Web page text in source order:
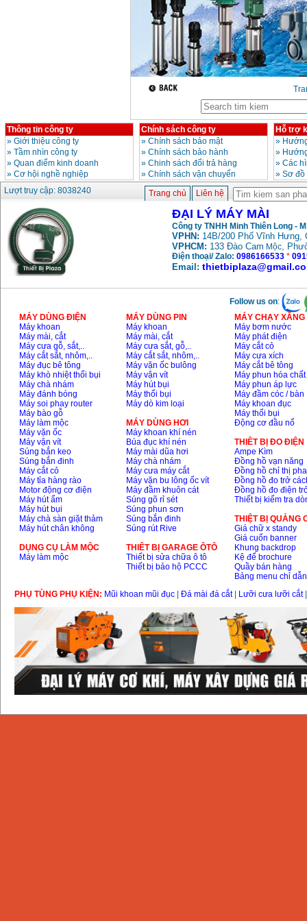
Thông tin công ty
» Giới thiệu công ty
» Tầm nhìn công ty
» Quan điểm kinh doanh
» Cơ hội nghề nghiệp
Chính sách công ty
» Chính sách bảo mật
» Chính sách bảo hành
» Chinh sách đổi trả hàng
» Chính sách vận chuyển
Hỗ trợ
»
»
» Các
» Sơ
Lượt truy cập: 8038240
Trang chủ Liên hệ
ĐẠI LÝ MÁY MÀI
Công ty TNHH Minh Thiên Long -
VPHN: 14B/200 Phố Vĩnh Hưng,
VPHCM: 133 Đào Cam Mộc,
Điện thoại/ Zalo: 0986166533 *
Email:
Follow us on:
MÁY DÙNG ĐIỆN
Máy khoan
Máy mài, cắt
Máy cưa gỗ, sắt,..
Máy cắt sắt, nhôm,..
Máy đục bê tông
Máy khò nhiệt thổi bụi
Máy chà nhám
Máy đánh bóng
Máy soi phay router
Máy bào gỗ
Máy làm mộc
Máy vặn ốc
Máy vặn vít
Súng bắn keo
Súng bắn đinh
Máy cắt cỏ
Máy tỉa hàng rào
Motor động cơ điện
Máy hút ẩm
Máy hút bụi
Máy chà sàn giặt thảm
Máy hút chân không
DỤNG CỤ LÀM MỘC
Máy làm mộc
MÁY DÙNG PIN
Máy khoan
Máy mài, cắt
Máy cưa sắt, gỗ,..
Máy cắt sắt, nhôm,..
Máy vặn ốc bulông
Máy vặn vít
Máy hút bụi
Máy thổi bụi
Máy dò kim loại
MÁY DÙNG HƠI
Máy khoan khí nén
Búa đục khí nén
Máy mài dũa hơi
Máy chà nhám
Máy cưa máy cắt
Máy vặn bu lông ốc vít
Máy đầm khuôn cát
Súng gõ rỉ sét
Súng phun sơn
Súng bắn đinh
Súng rút Rive
THIÊT BỊ GARAGE ÔTÔ
Thiết bị sửa chữa ô tô
Thiết bị bảo hộ PCCC
MÁY CHẠY
Máy bơm nước
Máy phát điện
Máy cắt cỏ
Máy cưa xích
Máy cắt bê tông
Máy phun hóa chất
Máy phun áp lực
Máy đầm cóc / bàn
Máy khoan đục
Máy thổi bụi
Động cơ đầu nổ
THIÊT BỊ ĐO ĐIỆN
Ampe Kìm
Đồng hồ vạn năng
Đồng hồ chỉ thị pha
Đồng hồ đo trở
Đồng hồ đo điện
Thiết bị kiểm tra
THIỆT BỊ QUẢNG
Giá chữ x standy
Giá cuốn banner
Khung backdrop
Kệ để brochure
Quầy bán hàng
Bảng menu chỉ dẫn
PHỤ TÙNG PHỤ KIỆN: Mũi khoan mũi đục Đá mài đá cắt| Lưỡi cưa lưỡi cắt